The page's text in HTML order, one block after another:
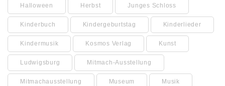
Halloween Herbst Junges Schloss
Kinderbuch Kindergeburtstag Kinderlieder
Kindermusik Kosmos Verlag Kunst
Ludwigsburg Mitmach-Ausstellung
Mitmachausstellung Museum Musik